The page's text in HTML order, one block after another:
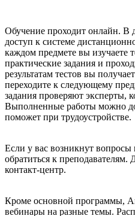
Обучение проходит онлайн. В
доступ к системе
каждом предмете вы изучаете
практические задания и
результатам тестов вы
переходите к следующему
задания проверяют эксперты,
Выполненные работы можно
поможет при трудоустройстве.
Если у вас возникнут
обратиться к преподавателям.
контакт-центр.
Кроме основной программы,
вебинары на разные темы.